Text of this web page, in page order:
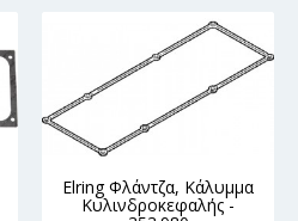
Elring Φλάντζα, Κάλυμμα
Κυλινδροκεφαλής -